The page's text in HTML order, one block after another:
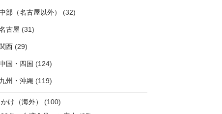
部（名古屋以外） (32)
古屋 (31)
関西 (29)
国・四国 (124)
九州・沖縄 (119)
け（海外）
(100)